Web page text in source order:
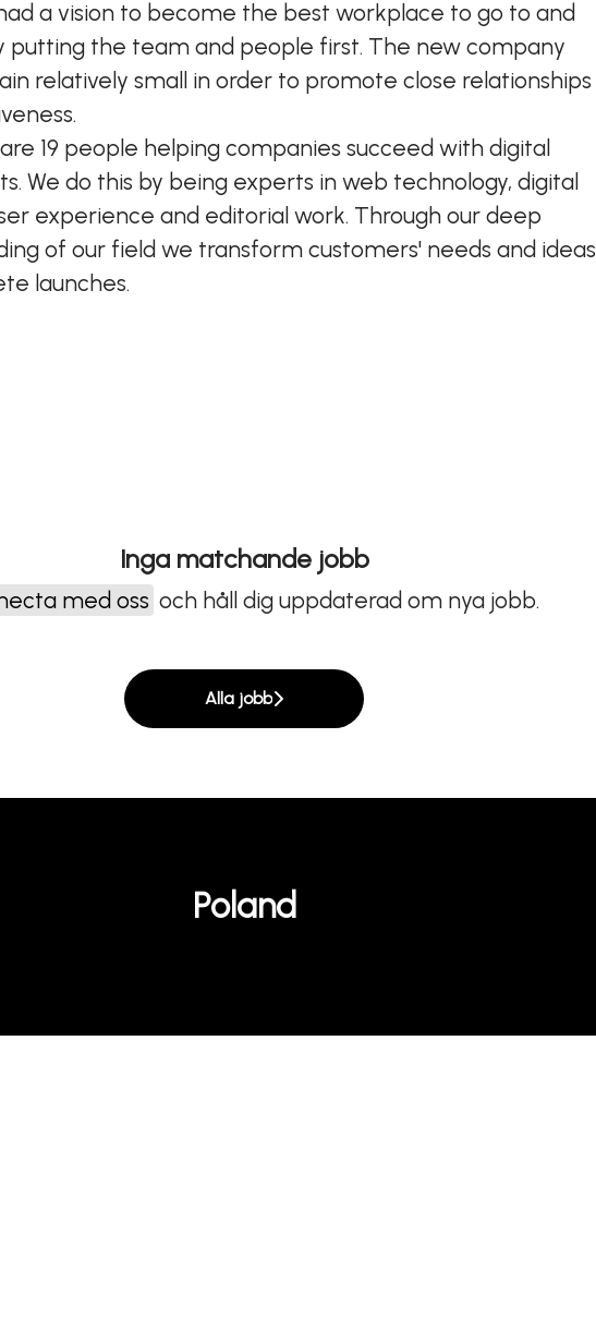
a vision to become the best workplace to go to and
putting the team and people first. The new company
relatively small in order to promote close relationships
19 people helping companies succeed with digital
We do this by being experts in web technology, digital
experience and editorial work. Through our deep
of our field we transform customers' needs and ideas
launches.
Inga matchande jobb
med oss och håll dig uppdaterad om nya jobb.
Alla jobb
Poland